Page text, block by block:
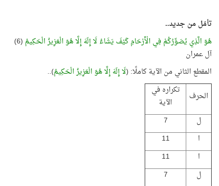
تأمّل من جديد..
هُوَ الَّذِي يُصَوِّرُكُمْ فِي الْأَرْحَامِ كَيْفَ يَشَاءُ لَا إِلَهَ إِلَّا هُوَ الْعَزِيزُ الْحَكِيمُ
(6)
آل عمران
المقطع الثاني من الآية كاملًا: (لَا إِلَهَ إِلَّا هُوَ الْعَزِيزُ الْحَكِيمُ)
..
الحرف
تكراره في
الآية
ل
7
ا
11
ا
11
ل
7